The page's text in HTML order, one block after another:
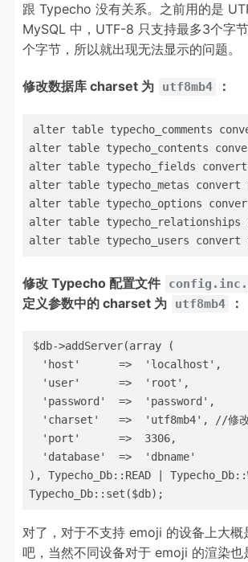
跟 Typecho 没有关系。之前用的是
MySQL 中，UTF-8 只支持最多3个字
个字节，所以就出现无法显示的问题。
修改数据库 charset 为 utf8mb4 ：
alter table typecho_comments
alter table typecho_contents
alter table typecho_fields
alter table typecho_metas
alter table typecho_options
alter table typecho_relationships
alter table typecho_users convert
修改 Typecho 配置文件
定义参数中的 charset 为
utf8mb4 ：
$db->addServer(array (
  'host'      =>  'localhost',
  'user'      =>  'root',
  'password'  =>  'password',
'charset'   =>  'utf8mb4', //修
  'port'      =>  3306,
  'database'  =>  'dbname'
), Typecho_Db::READ |
Typecho_Db::set($db);
对了，对于不支持 emoji 的设备上大概
吧，当然不同设备对于 emoji 的渲染也